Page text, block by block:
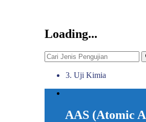
Loading...
3. Uji Kimia
AAS (Atomic